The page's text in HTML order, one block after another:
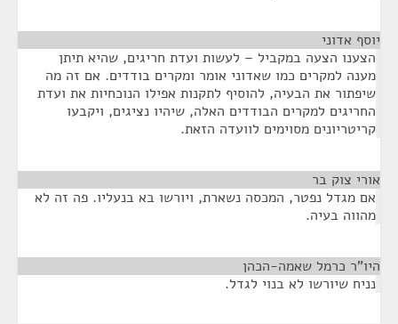
יוסף אדוני
הצענו הצעה במקביל – לעשות ועדת חריגים, שהיא תיתן
מענה למקרים כמו שאדוני אומר ומקרים בודדים. אם זה מה
שיפתור את הבעיה, להוסיף לתקנות אפילו הנוכחיות את ועדת
החריגים למקרים הבודדים האלה, שיהיו נציגים, ויקבעו
קריטריונים מסוימים לוועדה הזאת.
אורי צוק בר
אם מגדל נפטר, המכסה נשארת, ויורשו בא בנעליו. פה זה לא
מהווה בעיה.
היו"ר כרמל שאמה-הכהן
נניח שיורשו לא בנוי לגדל.